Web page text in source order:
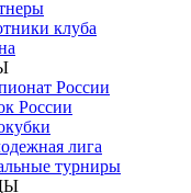
клуба
России
России
лига
турниры